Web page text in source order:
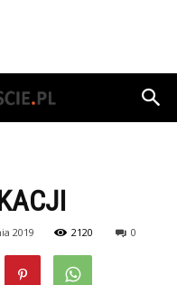
2019 2120 0